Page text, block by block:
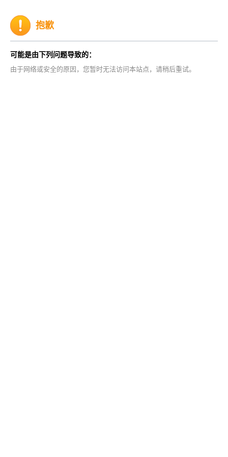
抱歉
可能是由下列问题导致的：
由于网络或安全的原因，您暂时无法访问本站点，请稍后重试。